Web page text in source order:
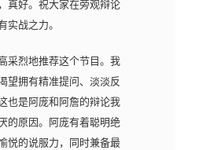
真好。祝大家在旁观辩论
实战之力。
采烈地推荐这个节目。我
望拥有精准提问、淡淡反
也是阿庞和阿詹的辩论我
的原因。阿庞有着聪明绝
悦的说服力，同时兼备最